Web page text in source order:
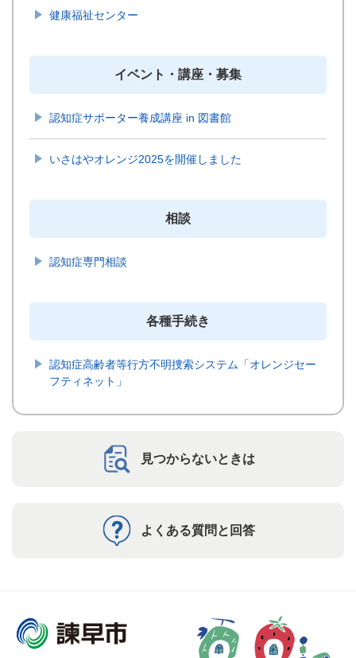
健康福祉センター
イベント・講座・募集
認知症サポーター養成講座 in 図書館
いさはやオレンジ2025を開催しました
相談
認知症専門相談
各種手続き
認知症高齢者等行方不明捜索システム「オレンジセー
フティネット」
見つからないときは
よくある質問と回答